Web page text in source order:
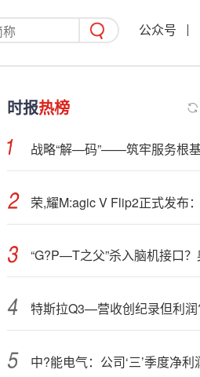
公众号
时报热榜